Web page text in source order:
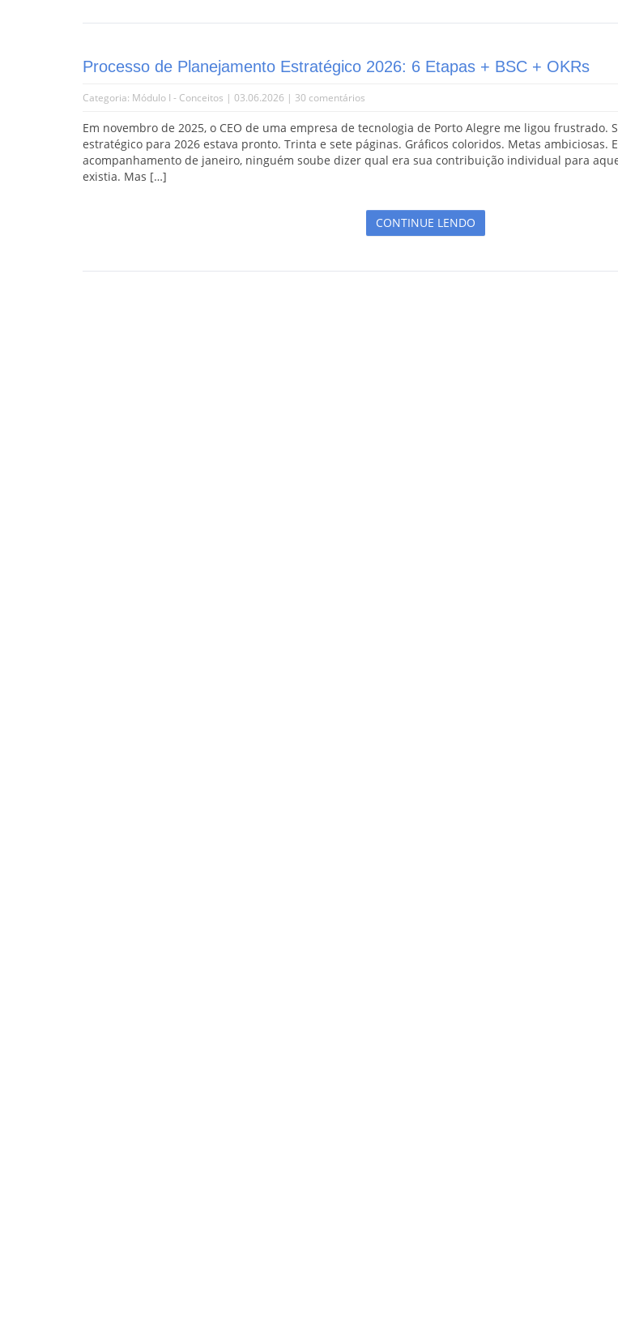
Processo de Planejamento Estratégico 2026: 6 Etapas + BSC + OKRs
Categoria: Módulo I - Conceitos | 03.06.2026 | 30 comentários
Em novembro de 2025, o CEO de uma empresa de tecnologia de Porto Alegre me ligou frustrado.
estratégico para 2026 estava pronto. Trinta e sete páginas. Gráficos coloridos. Metas ambiciosas.
acompanhamento de janeiro, ninguém soube dizer qual era sua contribuição individual para
existia. Mas […]
CONTINUE LENDO